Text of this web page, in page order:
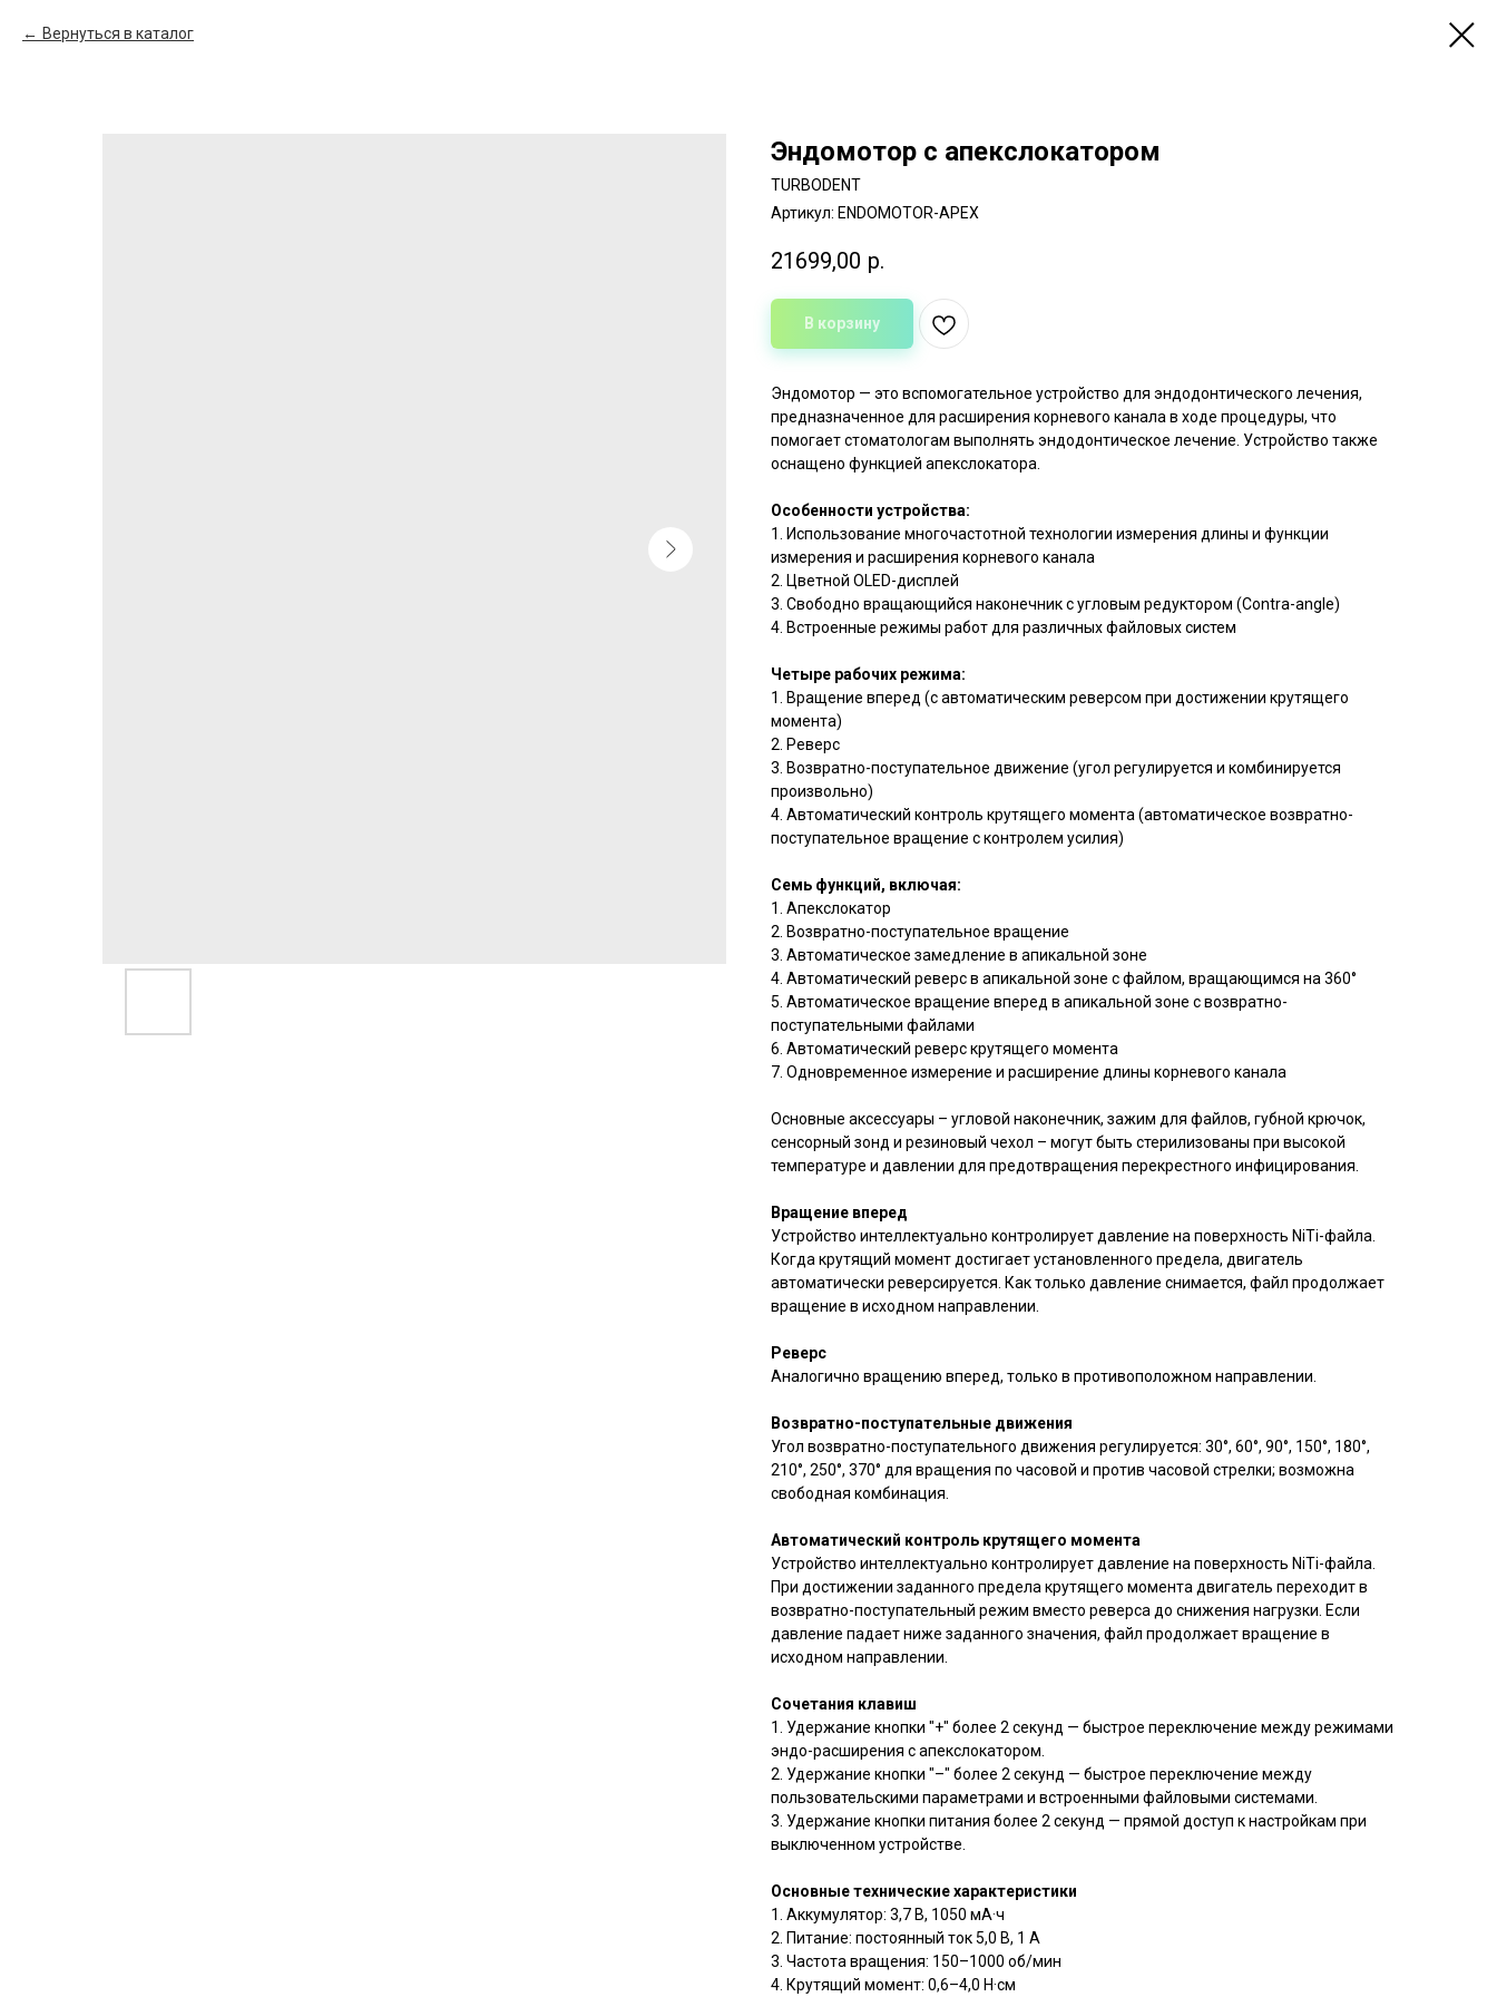
Вернуться в каталог
Эндомотор с апекслокатором
TURBODENT
Артикул: ENDOMOTOR-APEX
21699,00 р.
В корзину
Эндомотор — это вспомогательное устройство для эндодонтического лечения,
предназначенное для расширения корневого канала в ходе процедуры, что
помогает стоматологам выполнять эндодонтическое лечение. Устройство также
оснащено функцией апекслокатора.
Особенности устройства:
1. Использование многочастотной технологии измерения длины и функции
измерения и расширения корневого канала
2. Цветной OLED-дисплей
3. Свободно вращающийся наконечник с угловым редуктором (Contra-angle)
4. Встроенные режимы работ для различных файловых систем
Четыре рабочих режима:
1. Вращение вперед (с автоматическим реверсом при достижении крутящего
момента)
2. Реверс
3. Возвратно-поступательное движение (угол регулируется и комбинируется
произвольно)
4. Автоматический контроль крутящего момента (автоматическое возвратно-
поступательное вращение с контролем усилия)
Семь функций, включая:
1. Апекслокатор
2. Возвратно-поступательное вращение
3. Автоматическое замедление в апикальной зоне
4. Автоматический реверс в апикальной зоне с файлом, вращающимся на 360°
5. Автоматическое вращение вперед в апикальной зоне с возвратно-
поступательными файлами
6. Автоматический реверс крутящего момента
7. Одновременное измерение и расширение длины корневого канала
Основные аксессуары – угловой наконечник, зажим для файлов, губной крючок,
сенсорный зонд и резиновый чехол – могут быть стерилизованы при высокой
температуре и давлении для предотвращения перекрестного инфицирования.
Вращение вперед
Устройство интеллектуально контролирует давление на поверхность NiTi-файла.
Когда крутящий момент достигает установленного предела, двигатель
автоматически реверсируется. Как только давление снимается, файл продолжает
вращение в исходном направлении.
Реверс
Аналогично вращению вперед, только в противоположном направлении.
Возвратно-поступательные движения
Угол возвратно-поступательного движения регулируется: 30°, 60°, 90°, 150°, 180°,
210°, 250°, 370° для вращения по часовой и против часовой стрелки; возможна
свободная комбинация.
Автоматический контроль крутящего момента
Устройство интеллектуально контролирует давление на поверхность NiTi-файла.
При достижении заданного предела крутящего момента двигатель переходит в
возвратно-поступательный режим вместо реверса до снижения нагрузки. Если
давление падает ниже заданного значения, файл продолжает вращение в
исходном направлении.
Сочетания клавиш
1. Удержание кнопки "+" более 2 секунд — быстрое переключение между режимами
эндо-расширения с апекслокатором.
2. Удержание кнопки "–" более 2 секунд — быстрое переключение между
пользовательскими параметрами и встроенными файловыми системами.
3. Удержание кнопки питания более 2 секунд — прямой доступ к настройкам при
выключенном устройстве.
Основные технические характеристики
1. Аккумулятор: 3,7 В, 1050 мА·ч
2. Питание: постоянный ток 5,0 В, 1 А
3. Частота вращения: 150–1000 об/мин
4. Крутящий момент: 0,6–4,0 Н·см